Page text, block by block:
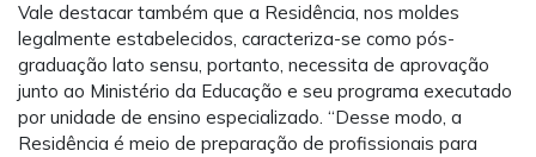
Vale destacar também que a Residência, nos moldes
legalmente estabelecidos, caracteriza-se como pós-
graduação lato sensu, portanto, necessita de aprovação
junto ao Ministério da Educação e seu programa executado
por unidade de ensino especializado. “Desse modo, a
Residência é meio de preparação de profissionais para